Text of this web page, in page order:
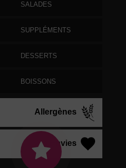
SALADES
SUPPLÉMENTS
DESSERTS
BOISSONS
Allergènes
Vos Envies